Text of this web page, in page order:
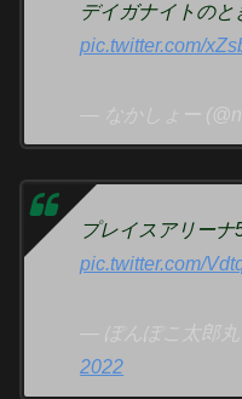
デイガナイトの
pic.twitter.com/
— なかしょー
プレイスアリーナ
pic.twitter.com/
— ぽんぽこ太郎
2022